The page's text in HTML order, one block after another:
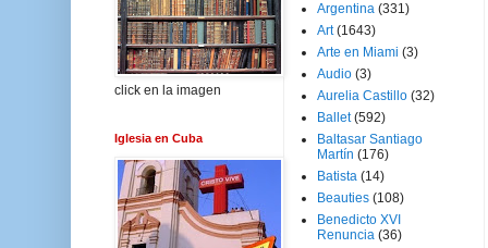
click en la imagen
Iglesia en Cuba
Argentina (331)
Art (1643)
Arte en Miami (3)
Audio (3)
Aurelia Castillo (32)
Ballet (592)
Baltasar Santiago
Martín (176)
Batista (14)
Beauties (108)
Benedicto XVI
Renuncia (36)